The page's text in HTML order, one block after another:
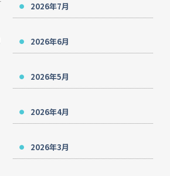
2026年7月
2026年6月
2026年5月
2026年4月
2026年3月